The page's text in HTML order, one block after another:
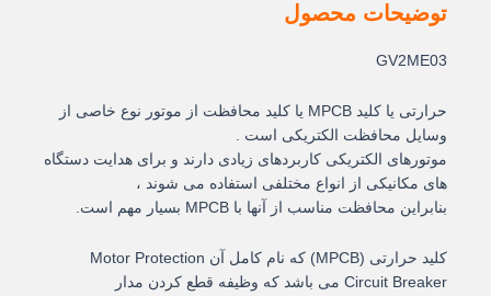
توضیحات محصول
GV2ME03
حرارتی یا کلید MPCB یا کلید محافظت از موتور نوع خاصی از
وسایل محافظت الکتریکی است .
موتورهای الکتریکی کاربردهای زیادی دارند و برای هدایت دستگاه
های مکانیکی از انواع مختلفی استفاده می شوند ،
بنابراین محافظت مناسب از آنها با MPCB بسیار مهم است.
کلید حرارتی (MPCB) که نام کامل آن Motor Protection
Circuit Breaker می باشد که وظیفه قطع کردن مدار